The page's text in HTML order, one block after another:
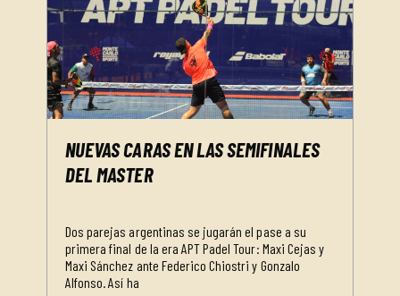
NUEVAS CARAS EN LAS SEMIFINALES
DEL MASTER
Dos parejas argentinas se jugarán el pase a su
primera final de la era APT Padel Tour: Maxi Cejas y
Maxi Sánchez ante Federico Chiostri y Gonzalo
Alfonso. Así ha